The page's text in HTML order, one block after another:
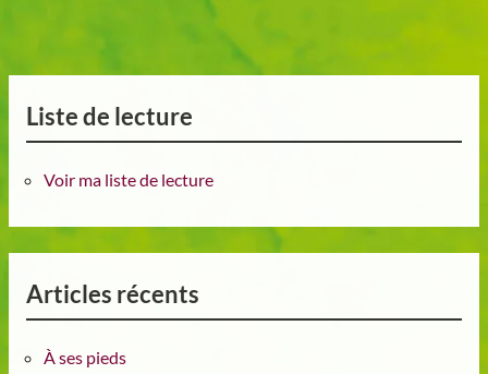
Liste de lecture
Voir ma liste de lecture
Articles récents
À ses pieds